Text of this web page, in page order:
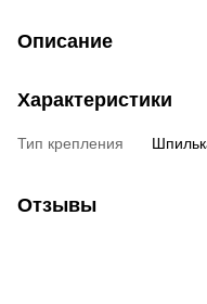
Описание
Характеристики
Тип крепления
Отзывы